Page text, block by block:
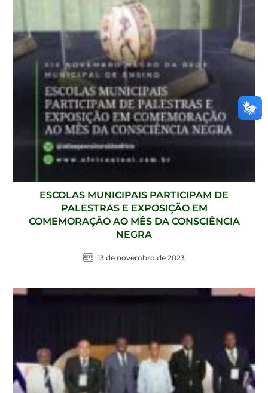
ESCOLAS MUNICIPAIS PARTICIPAM DE
PALESTRAS E EXPOSIÇÃO EM
COMEMORAÇÃO AO MÊS DA CONSCIÊNCIA
NEGRA
13 de novembro de 2023